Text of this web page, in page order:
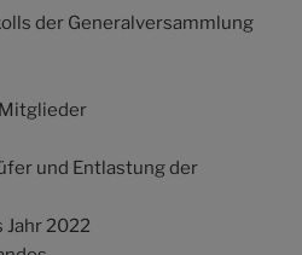
der Generalversammlung
und Entlastung der
Jahr 2022